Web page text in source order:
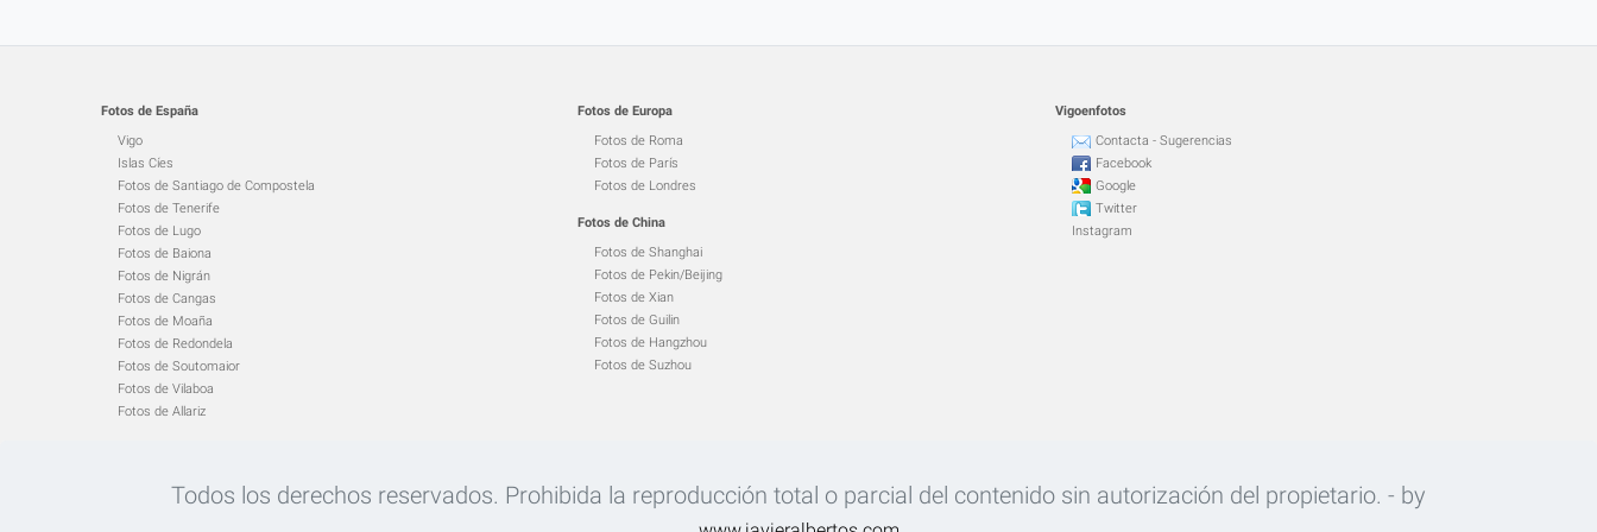
Fotos de España
Vigo
Islas Cíes
Fotos de Santiago de Compostela
Fotos de Tenerife
Fotos de Lugo
Fotos de Baiona
Fotos de Nigrán
Fotos de Cangas
Fotos de Moaña
Fotos de Redondela
Fotos de Soutomaior
Fotos de Vilaboa
Fotos de Allariz
Fotos de Europa
Fotos de Roma
Fotos de París
Fotos de Londres
Fotos de China
Fotos de Shanghai
Fotos de Pekin/Beijing
Fotos de Xian
Fotos de Guilin
Fotos de Hangzhou
Fotos de Suzhou
Vigoenfotos
Contacta - Sugerencias
Facebook
Google
Twitter
Instagram
Todos los derechos reservados. Prohibida la reproducción total o parcial del contenido sin autorización del propietario. - by